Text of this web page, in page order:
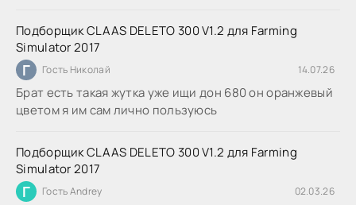
Подборщик CLAAS DELETO 300 V1.2 для Farming
Simulator 2017
Г Гость Николай 14.07.26
Брат есть такая жутка уже ищи дон 680 он оранжевый
цветом я им сам лично пользуюсь
Подборщик CLAAS DELETO 300 V1.2 для Farming
Simulator 2017
Г Гость Andrey 02.03.26